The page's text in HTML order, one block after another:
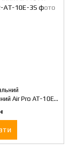
Air Pro AT-10E-